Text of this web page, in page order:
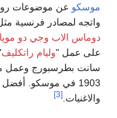
موسكو عن موضوعات
واتجه لمصادر فرنسية
دوماس الاب وجي دو
على عمل "وليام راتكليف
سانت بطرسبورج وعمل
1903 في موسكو.
والاغنيات.[3]